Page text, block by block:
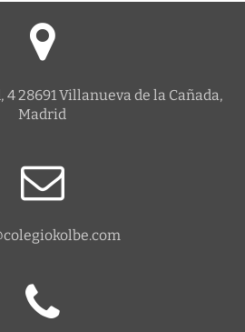
28691 Villanueva de la Cañada,
Madrid